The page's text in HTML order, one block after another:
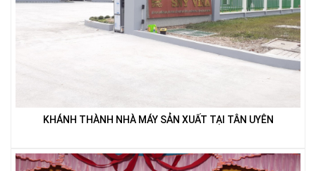
KHÁNH THÀNH NHÀ MÁY SẢN XUẤT TẠI TÂN UYÊN